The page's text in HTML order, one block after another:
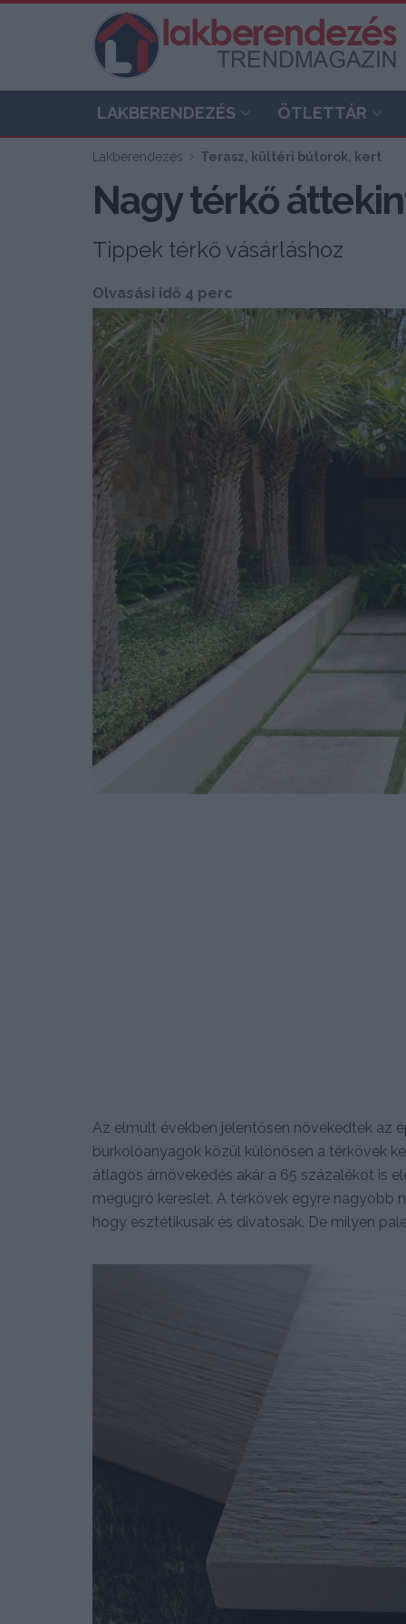
LAKBERENDEZÉS ÖTLETTÁR
Lakberendezés Terasz, kültéri bútorok, kert
Nagy térkő
Tippek térkő vásárláshoz
Olvasási idő 4 perc
Az elmúlt években jelentősen növekedtek az
burkolóanyagok közül különösen a térkövek
átlagos árnövekedés akár a 65 százalékot is
megugró kereslet. A térkövek egyre nagyobb
hogy esztétikusak és divatosak. De milyen